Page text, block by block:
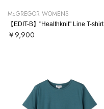
McGREGOR WOMENS
【EDIT-B】"Healthknit" Line T-shirt
￥9,900